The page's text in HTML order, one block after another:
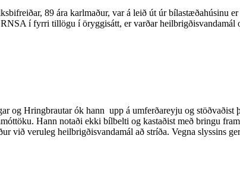
89 ára karlmaður, var á leið út úr bílastæðahúsinu
í fyrri tillögu í öryggisátt, er varðar
og Hringbrautar ók hann upp á umferðareyju og stöðvaðist
Hann notaði ekki bílbelti og kastaðist með bringu
við veruleg heilbrigðisvandamál að stríða. Vegna slyssins